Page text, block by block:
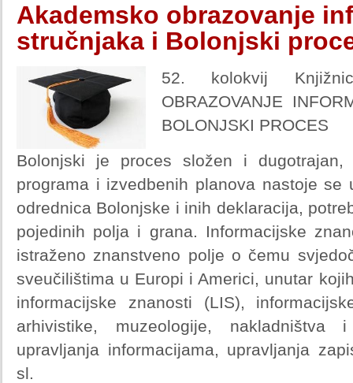
Akademsko obrazovanje
stručnjaka i Bolonjski
52. kolokvij
OBRAZOVANJE
BOLONJSKI PROCES
Bolonjski je proces složen i
programa i izvedbenih planova nastoje se
odrednica Bolonjske i inih deklaracija,
pojedinih polja i grana. Informacijske
istraženo znanstveno polje o čemu
sveučilištima u Europi i Americi, unutar
informacijske znanosti (LIS),
arhivistike, muzeologije, nakladništva
upravljanja informacijama, upravljanja
sl.